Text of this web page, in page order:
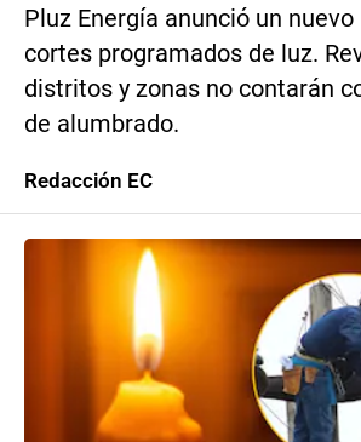
Pluz Energía anunció un
cortes programados de luz.
distritos y zonas no contarán
de alumbrado.
Redacción EC